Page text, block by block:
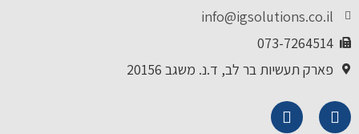
info@igsolutions.co.il
073-7264514
פארק תעשיות בר לב, ד.נ. משגב 20156